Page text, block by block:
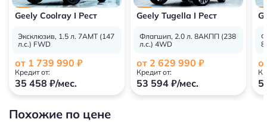
Geely Coolray I Рест
Эксклюзив, 1.5 л. 7AMT (147
л.с.) FWD
от 1 739 990 ₽
Кредит от:
35 458 ₽/мес.
Geely Tugella I Рест
Флагшип, 2.0 л. 8АКПП (238
л.с.) 4WD
от 2 629 990 ₽
Кредит от:
53 594 ₽/мес.
Похожие по цене